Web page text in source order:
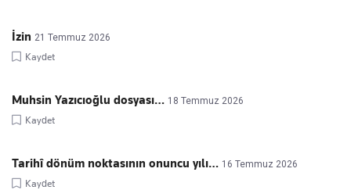
İzin 21 Temmuz 2026
Kaydet
Muhsin Yazıcıoğlu dosyası… 18 Temmuz 2026
Kaydet
Tarihî dönüm noktasının onuncu yılı… 16 Temmuz 2026
Kaydet